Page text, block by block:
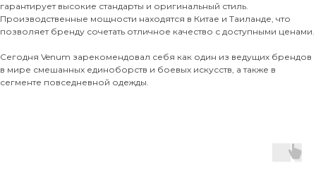
гарантирует высокие стандарты и оригинальный стиль.
Производственные мощности находятся в Китае и Таиланде, что
позволяет бренду сочетать отличное качество с доступными ценами.
Сегодня Venum зарекомендовал себя как один из ведущих брендов
в мире смешанных единоборств и боевых искусств, а также в
сегменте повседневной одежды.